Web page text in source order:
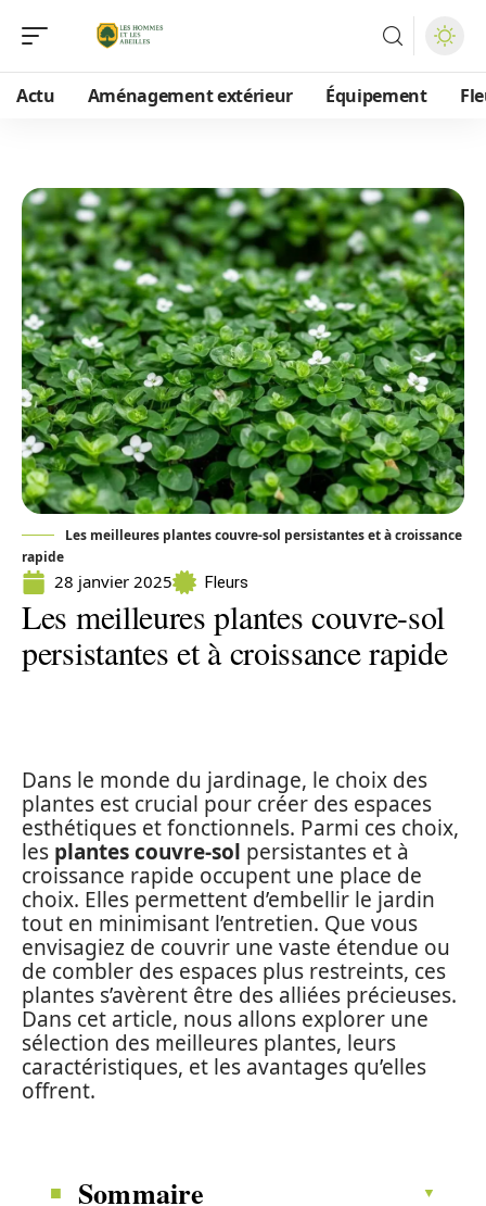
Actu Aménagement extérieur Équipement
Les meilleures plantes couvre-sol persistantes et à croissance
rapide
28 janvier 2025 Fleurs
Les meilleures plantes couvre-sol
persistantes et à croissance rapide
Dans le monde du jardinage, le choix des
plantes est crucial pour créer des espaces
esthétiques et fonctionnels. Parmi ces choix,
les plantes couvre-sol persistantes et à
croissance rapide occupent une place de
choix. Elles permettent d’embellir le jardin
tout en minimisant l’entretien. Que vous
envisagiez de couvrir une vaste étendue ou
de combler des espaces plus restreints, ces
plantes s’avèrent être des alliées précieuses.
Dans cet article, nous allons explorer une
sélection des meilleures plantes, leurs
caractéristiques, et les avantages qu’elles
offrent.
Sommaire